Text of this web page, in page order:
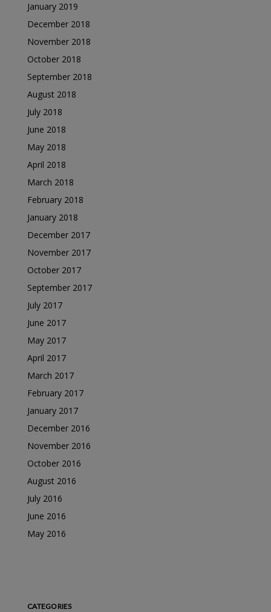
January 2019
December 2018
November 2018
October 2018
September 2018
August 2018
July 2018
June 2018
May 2018
April 2018
March 2018
February 2018
January 2018
December 2017
November 2017
October 2017
September 2017
July 2017
June 2017
May 2017
April 2017
March 2017
February 2017
January 2017
December 2016
November 2016
October 2016
August 2016
July 2016
June 2016
May 2016
CATEGORIES